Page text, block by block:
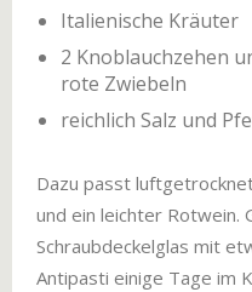
Italienische Kräuter
2 Knoblauchzehen
rote Zwiebeln
reichlich Salz und
Dazu passt
und ein leichter Rotwein.
Schraubdeckelglas mit
Antipasti einige Tage im